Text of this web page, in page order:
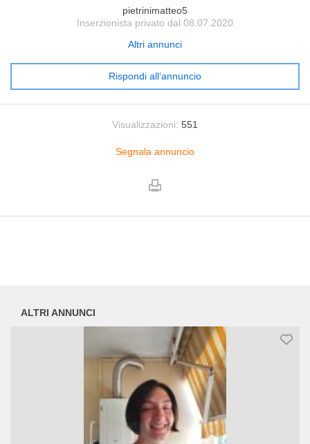
pietrinimatteo5
Inserzionista privato dal 08.07.2020
Altri annunci
Rispondi all’annuncio
Visualizzazioni: 551
Segnala annuncio
ALTRI ANNUNCI